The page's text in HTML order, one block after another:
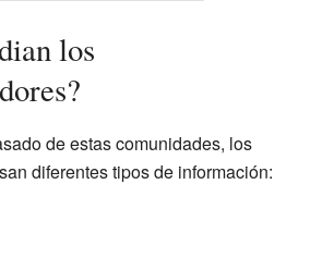
los
de estas comunidades, los
diferentes tipos de información: